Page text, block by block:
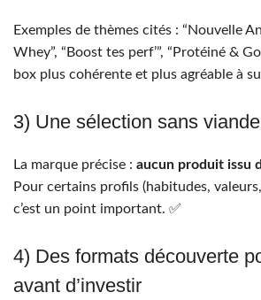
Exemples de thèmes cités : “Nouvelle
Whey”, “Boost tes perf’”, “Protéiné &
box plus cohérente et plus agréable à
3) Une sélection sans
La marque précise : aucun produit issu
Pour certains profils (habitudes,
c’est un point important. ✅
4) Des formats découverte
avant d’investir